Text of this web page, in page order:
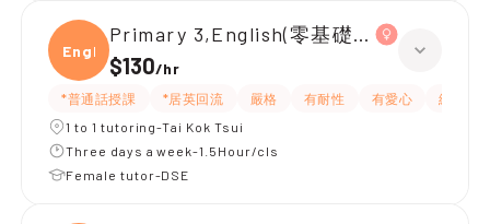
Engli
Primary 3,English(零基礎, 會話)
$130/hr
*普通話授課 *居英回流 嚴格 有耐性 有愛心
細心
1 to 1 tutoring-Tai Kok Tsui
Three days a week-1.5Hour/cls
Female tutor-DSE